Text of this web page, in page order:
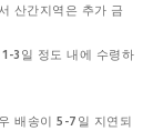
산간지역은 추가 금
3일 정도 내에 수령하
배송이 5-7일 지연되